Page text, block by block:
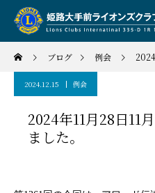
ブログ 例会 2024
2024.12.15 例会
2024年11月28日11
ました。